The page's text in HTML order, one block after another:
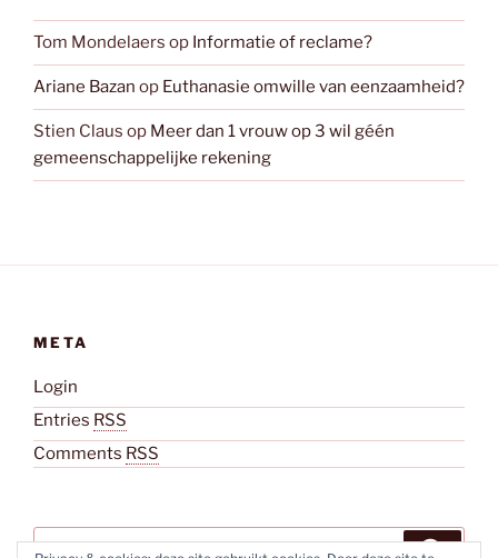
Tom Mondelaers op Informatie of reclame?
Ariane Bazan op Euthanasie omwille van eenzaamheid?
Stien Claus op Meer dan 1 vrouw op 3 wil géén
gemeenschappelijke rekening
META
Login
Entries RSS
Comments RSS
Zoeken